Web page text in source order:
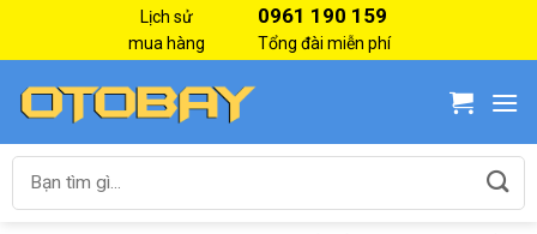
Lịch sử
mua hàng
0961 190 159
Tổng đài miễn phí
Tìm